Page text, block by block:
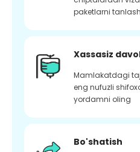
paketlarni
Xassasiz
Mamlakatdagi
eng nufuzli
yordamni oling
Bo'shatish